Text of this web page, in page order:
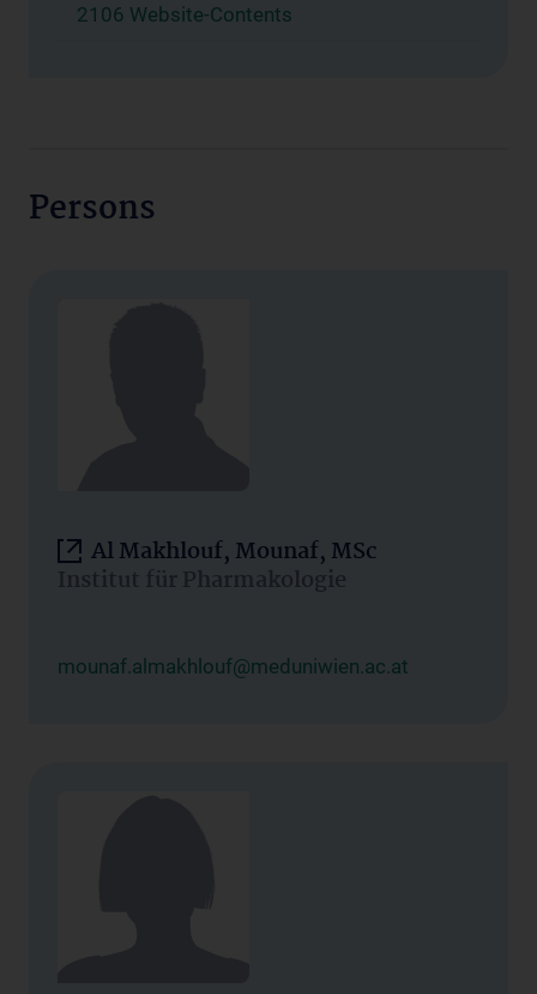
2106 Website-Contents
Persons
Al Makhlouf, Mounaf, MSc
Institut für Pharmakologie
mounaf.almakhlouf@meduniwien.ac.at